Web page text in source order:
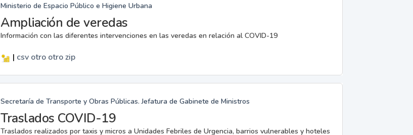
Ministerio de Espacio Público e Higiene Urbana
Ampliación de veredas
Información con las diferentes intervenciones en las veredas en relación al COVID-19
| csv otro otrozip
Secretaría de Transporte y Obras Públicas. Jefatura de Gabinete de Ministros
Traslados COVID-19
Traslados realizados por taxis y micros a Unidades Febriles de Urgencia, barrios vulnerables y hoteles